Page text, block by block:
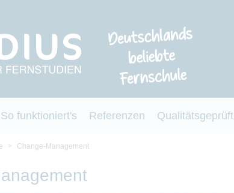
So funktioniert's Referenzen Qualitätsgeprüft
Change-Management